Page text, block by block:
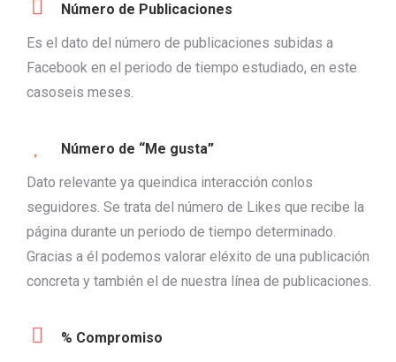
Número de Publicaciones
Es el dato del número de publicaciones subidas a
Facebook en el periodo de tiempo estudiado, en este
casoseis meses.
Número de “Me gusta”
Dato relevante ya queindica interacción conlos
seguidores. Se trata del número de Likes que recibe la
página durante un periodo de tiempo determinado.
Gracias a él podemos valorar eléxito de una publicación
concreta y también el de nuestra línea de publicaciones.
% Compromiso